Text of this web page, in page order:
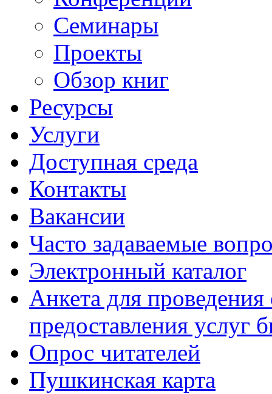
Семинары
Проекты
Обзор книг
Ресурсы
Услуги
Доступная среда
Контакты
Вакансии
Часто задаваемые
Электронный каталог
Анкета для проведения
предоставления услуг
Опрос читателей
Пушкинская карта